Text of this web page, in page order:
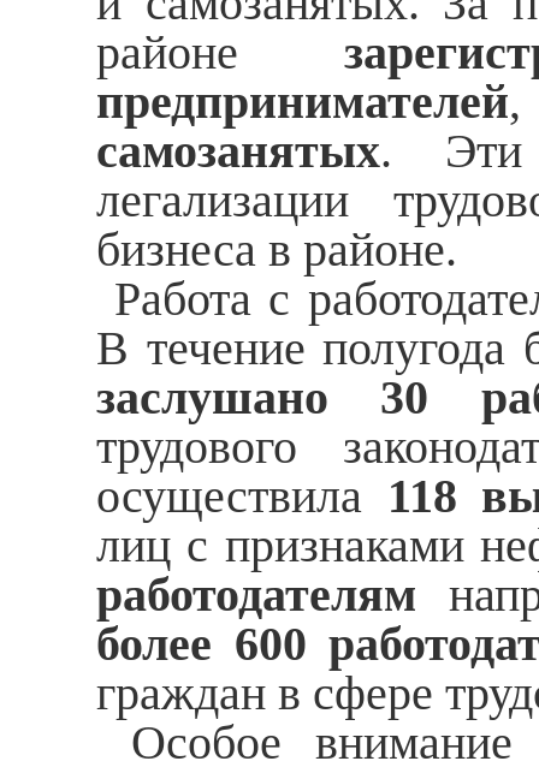
районе
предпринимателей
самозанятых. Эти
легализации
бизнеса в районе.
Работа с
В течение
заслушано 30
трудового
осуществила 118
лиц с признаками
работодателям
более 600
граждан в сфере
Особое внимание